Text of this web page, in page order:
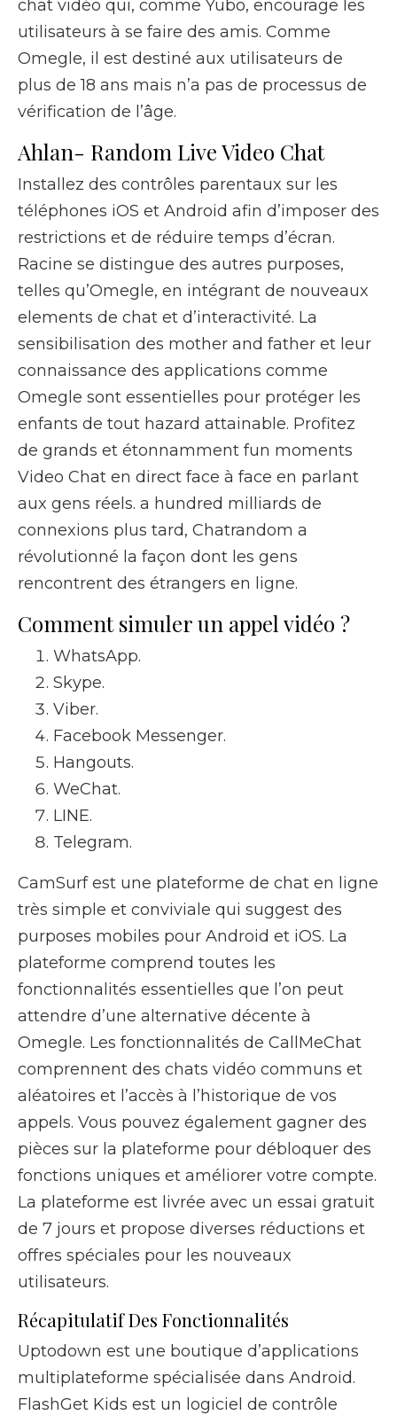
chat vidéo qui, comme Yubo, encourage les
utilisateurs à se faire des amis. Comme
Omegle, il est destiné aux utilisateurs de
plus de 18 ans mais n’a pas de processus de
vérification de l’âge.
Ahlan- Random Live Video Chat
Installez des contrôles parentaux sur les
téléphones iOS et Android afin d’imposer des
restrictions et de réduire temps d’écran.
Racine se distingue des autres purposes,
telles qu’Omegle, en intégrant de nouveaux
elements de chat et d’interactivité. La
sensibilisation des mother and father et leur
connaissance des applications comme
Omegle sont essentielles pour protéger les
enfants de tout hazard attainable. Profitez
de grands et étonnamment fun moments
Video Chat en direct face à face en parlant
aux gens réels. a hundred milliards de
connexions plus tard, Chatrandom a
révolutionné la façon dont les gens
rencontrent des étrangers en ligne.
Comment simuler un appel vidéo ?
WhatsApp.
Skype.
Viber.
Facebook Messenger.
Hangouts.
WeChat.
LINE.
Telegram.
CamSurf est une plateforme de chat en ligne
très simple et conviviale qui suggest des
purposes mobiles pour Android et iOS. La
plateforme comprend toutes les
fonctionnalités essentielles que l’on peut
attendre d’une alternative décente à
Omegle. Les fonctionnalités de CallMeChat
comprennent des chats vidéo communs et
aléatoires et l’accès à l’historique de vos
appels. Vous pouvez également gagner des
pièces sur la plateforme pour débloquer des
fonctions uniques et améliorer votre compte.
La plateforme est livrée avec un essai gratuit
de 7 jours et propose diverses réductions et
offres spéciales pour les nouveaux
utilisateurs.
Récapitulatif Des Fonctionnalités
Uptodown est une boutique d’applications
multiplateforme spécialisée dans Android.
FlashGet Kids est un logiciel de contrôle